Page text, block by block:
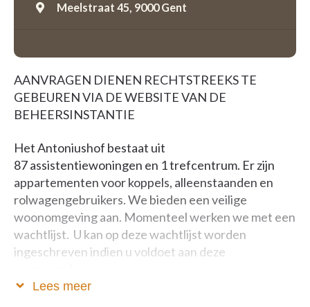
Meelstraat 45, 9000 Gent
AANVRAGEN DIENEN RECHTSTREEKS TE
GEBEUREN VIA DE WEBSITE VAN DE
BEHEERSINSTANTIE
Het Antoniushof bestaat uit
87 assistentiewoningen en 1 trefcentrum. Er zijn
appartementen voor koppels, alleenstaanden en
rolwagengebruikers. We bieden een veilige
woonomgeving aan. Momenteel werken we met een
wachtlijst. U kan op deze wachtlijst worden
ingeschreven indien u voldoet aan deze
Lees meer